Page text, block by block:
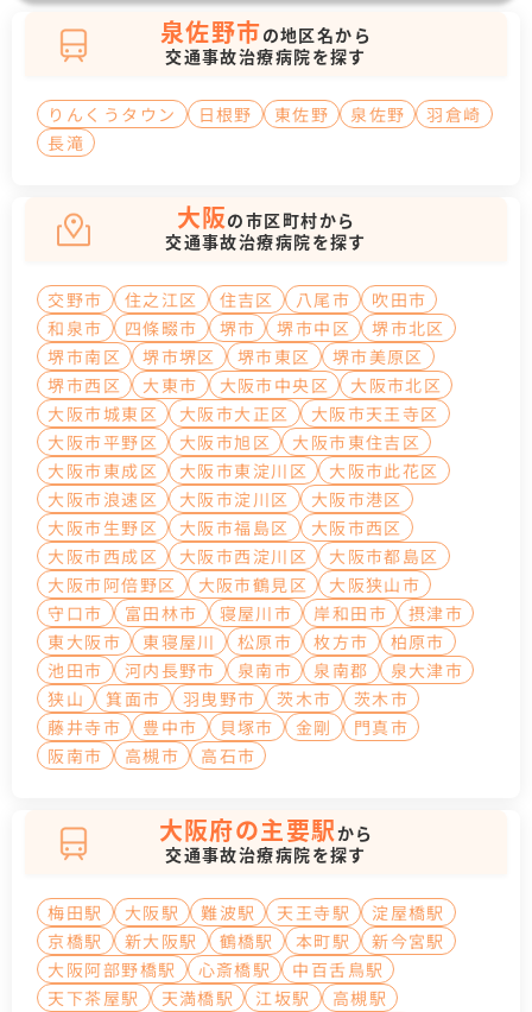
泉佐野市の地区名から
交通事故治療病院を探す
りんくうタウン 日根野 東佐野 泉佐野
羽倉崎
長滝
大阪の市区町村から
交通事故治療病院を探す
交野市 住之江区 住吉区 八尾市
吹田市
和泉市
四條畷市 堺市 堺市中区
堺市北区
堺市南区
堺市堺区 堺市東区
堺市美原区
堺市西区
大東市 大阪市中央区
大阪市北区
大阪市城東区
大阪市大正区
大阪市天王寺区
大阪市平野区
大阪市旭区
大阪市東住吉区
大阪市東成区
大阪市東淀川区
大阪市此花区
大阪市浪速区
大阪市淀川区
大阪市港区
大阪市生野区
大阪市福島区
大阪市西区
大阪市西成区
大阪市西淀川区
大阪市都島区
大阪市阿倍野区
大阪市鶴見区
大阪狭山市
守口市
富田林市 寝屋川市 岸和田市
摂津市
東大阪市
東寝屋川 松原市 枚方市
柏原市
池田市
河内長野市 泉南市 泉南郡
泉大津市
狭山
箕面市 羽曳野市 茨木市
茨木市
藤井寺市
豊中市 貝塚市 金剛
門真市
阪南市
高槻市 高石市
大阪府の主要駅から
交通事故治療病院を探す
梅田駅 大阪駅 難波駅 天王寺駅
淀屋橋駅
京橋駅
新大阪駅 鶴橋駅 本町駅
新今宮駅
大阪阿部野橋駅
心斎橋駅
中百舌鳥駅
天下茶屋駅
天満橋駅 江坂駅
高槻駅